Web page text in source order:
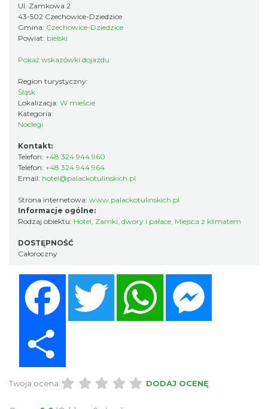
Ul. Zamkowa 2
43-502 Czechowice-Dziedzice
Gmina: Czechowice-Dziedzice
Powiat: bielski
Pokaż wskazówki dojazdu
Region turystyczny:
Śląsk
Lokalizacja: W mieście
Kategoria:
Noclegi
Kontakt:
Telefon: +48 324 944 960
Telefon: +48 324 944 964
Email: hotel@palackotulinskich.pl
Strona internetowa: www.palackotulinskich.pl
Informacje ogólne:
Rodzaj obiektu: Hotel, Zamki, dwory i pałace, Miejsca z klimatem
DOSTĘPNOŚĆ
Całoroczny
Twitter WhatsApp
Twoja ocena: DODAJ OCENĘ